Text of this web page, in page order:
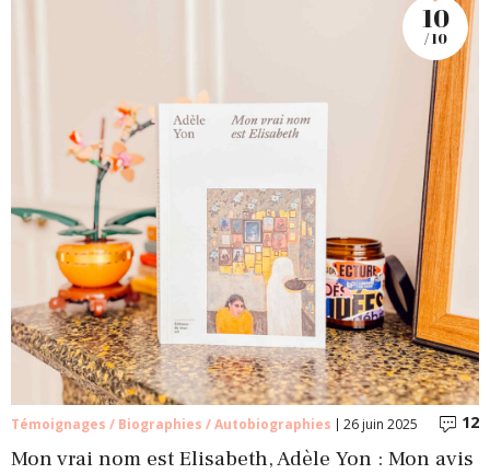
Témoignages / Biographies / Autobiographies 26 juin 2025 12
Mon vrai nom est Elisabeth, Adèle Yon : Mon avis
10
/ 10